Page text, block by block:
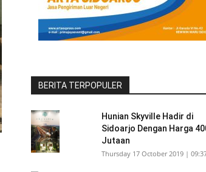
BERITA TERPOPULER
Hunian Skyville Hadir di
Sidoarjo Dengan Harga
Jutaan
Thursday 17 October 2019 |